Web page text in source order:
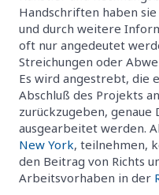
Handschriften haben
und durch weitere
oft nur angedeutet
Streichungen oder
Es wird angestrebt, die
Abschluß des Projekts
zurückzugeben, genaue
ausgearbeitet werden.
New York, teilnehmen,
den Beitrag von Richts
Arbeitsvorhaben in der